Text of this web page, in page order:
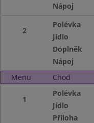
Nápoj
2
Polévka
Jídlo
Doplněk
Nápoj
Menu
Chod
1
Polévka
Jídlo
Příloha